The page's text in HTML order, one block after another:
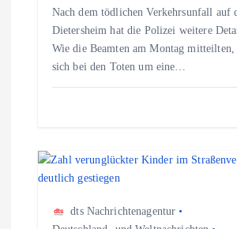
n
Nach dem tödlichen Verkehrsunfall auf
Dietersheim hat die Polizei weitere
Wie die Beamten am Montag mitteilten,
sich bei den Toten um eine…
dts Nachrichtenagentur